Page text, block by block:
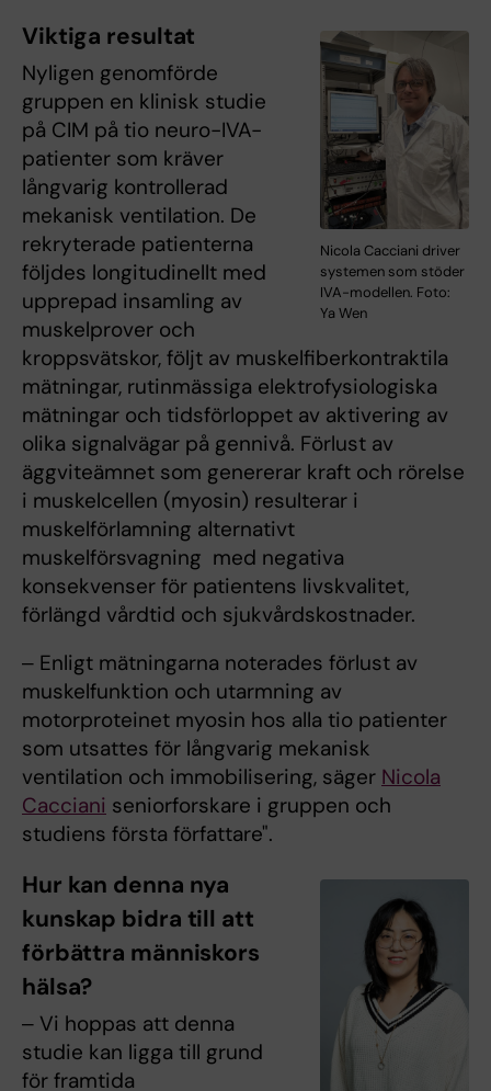
Nicola Cacciani driver
systemen som stöder
IVA-modellen. Foto:
Ya Wen
Viktiga resultat
Nyligen genomförde
gruppen en klinisk studie
på CIM på tio neuro-IVA-
patienter som kräver
långvarig kontrollerad
mekanisk ventilation. De
rekryterade patienterna
följdes longitudinellt med
upprepad insamling av
muskelprover och
kroppsvätskor, följt av muskelfiberkontraktila
mätningar, rutinmässiga elektrofysiologiska
mätningar och tidsförloppet av aktivering av
olika signalvägar på gennivå. Förlust av
äggviteämnet som genererar kraft och rörelse
i muskelcellen (myosin) resulterar i
muskelförlamning alternativt
muskelförsvagning med negativa
konsekvenser för patientens livskvalitet,
förlängd vårdtid och sjukvårdskostnader.
‒ Enligt mätningarna noterades förlust av
muskelfunktion och utarmning av
motorproteinet myosin hos alla tio patienter
som utsattes för långvarig mekanisk
ventilation och immobilisering, säger Nicola
Cacciani seniorforskare i gruppen och
studiens första författare".
Hur kan denna nya
kunskap bidra till att
förbättra människors
hälsa?
‒ Vi hoppas att denna
studie kan ligga till grund
för framtida